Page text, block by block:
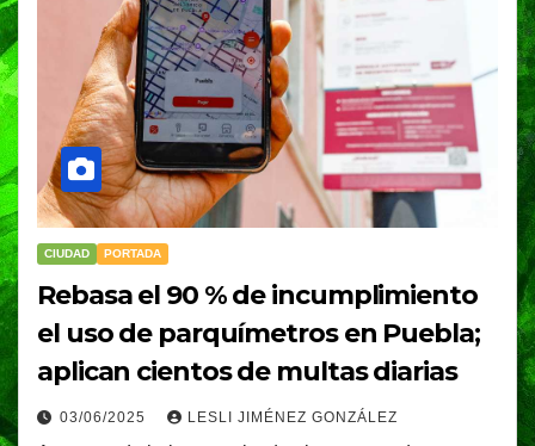
CIUDAD PORTADA
Rebasa el 90 % de incumplimiento
el uso de parquímetros en Puebla;
aplican cientos de multas diarias
03/06/2025 LESLI JIMÉNEZ GONZÁLEZ